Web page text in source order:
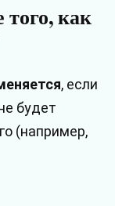
как
, если
будет
(например,